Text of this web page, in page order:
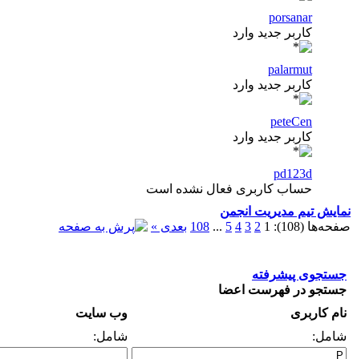
porsanar
کاربر جدید وارد
palarmut
کاربر جدید وارد
peteCen
کاربر جدید وارد
pd123d
حساب کاربری فعال نشده است
نمایش تیم مدیریت انجمن
صفحه‌ها (108):
1
2
3
4
5
...
108 بعدی »
جستجوی پیشرفته
جستجو در فهرست اعضا
نام کاربری
وب سایت
شامل:
شامل: